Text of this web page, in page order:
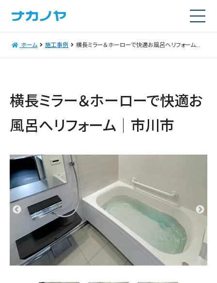
ホーム 施工事例 横長ミラー＆ホーローで快適お風呂へリフォーム｜市川市
横長ミラー＆ホーローで快適お
風呂へリフォーム｜市川市